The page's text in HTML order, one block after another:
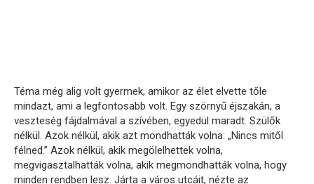
Téma még alig volt gyermek, amikor az élet elvette tőle
mindazt, ami a legfontosabb volt. Egy szörnyű éjszakán, a
veszteség fájdalmával a szívében, egyedül maradt. Szülők
nélkül. Azok nélkül, akik azt mondhatták volna: „Nincs mitől
félned.” Azok nélkül, akik megölelhettek volna,
megvigasztalhatták volna, akik megmondhatták volna, hogy
minden rendben lesz. Járta a város utcáit, nézte az